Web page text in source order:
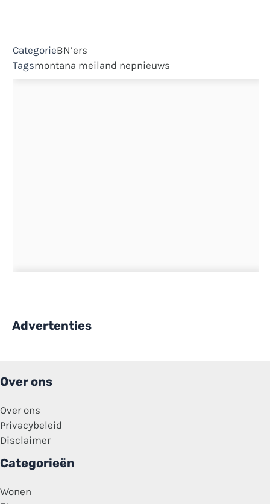
CategorieBN’ers
Tagsmontana meiland nepnieuws
Advertenties
Over ons
Over ons
Privacybeleid
Disclaimer
Categorieën
Wonen